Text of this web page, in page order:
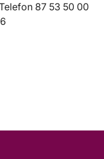
87 53 50 00